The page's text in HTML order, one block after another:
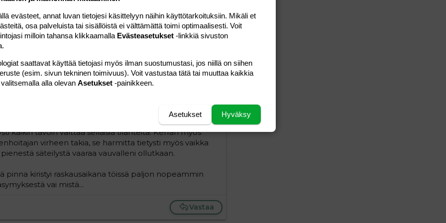
Vastaa
#6
Työkaverini olivat todella ymmärtäväisiä, alusta asti
niin nosteluissa kuin syömään ajoissa pääsemisessäkin
vauvalleni sattuu jotain, kun työpaikkani ei aina ollut
kerran alkuraskaudesta sain lyönnin mahaani
kaikin tavoin välttää sellaisia tilanteita. Kerran myös
virheen takia, se harmitta tietysti myös vaikka
säteilystä vaaraa vauvalleni ollutkaan.
pinna kiristyi raskausaikana töissä paljon nopeammin
vai mistä...
Vastaa
evästeet, annat luvan tietojesi käsittelyyn näihin käyttötarkoituksiin. Mikäli et
osa palveluista tai sisällöistä ei välttämättä toimi optimaalisesti. Voit
milloin tahansa klikkaamalla Evästeasetukset -linkkiä sivuston
saattavat käyttää tietojasi myös ilman suostumustasi, jos niillä on siihen
(esim. sivun tekninen toimivuus). Voit vastustaa tätä tai muuttaa kaikkia
alla olevan Asetukset -painikkeen.
Hyväksy
Asetukset